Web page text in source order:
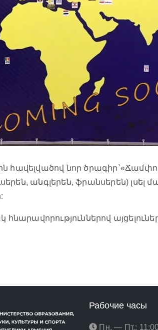
հավելվածով նոր
անգլերեն, ֆրանսերեն)
Рабочие часы
Пн. — Пт.: